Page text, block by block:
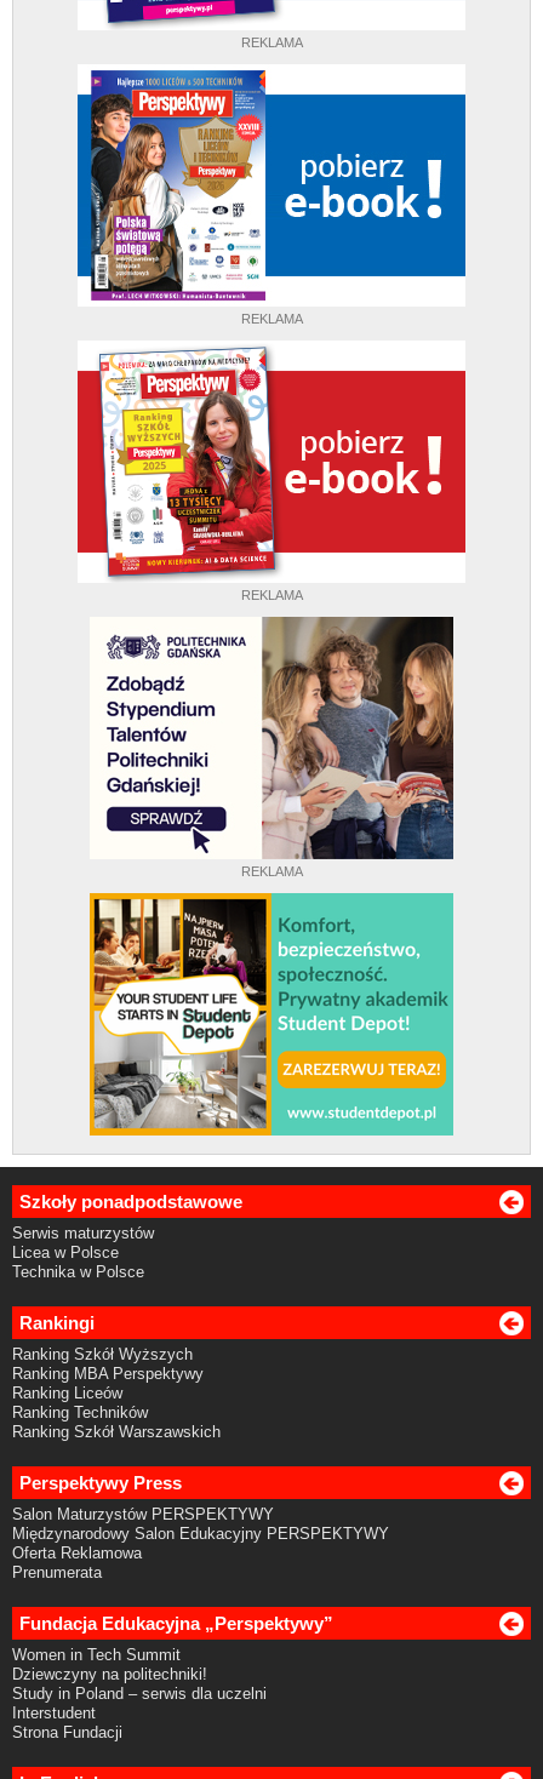
REKLAMA
REKLAMA
REKLAMA
REKLAMA
Szkoły ponadpodstawowe
Serwis maturzystów
Licea w Polsce
Technika w Polsce
Rankingi
Ranking Szkół Wyższych
Ranking MBA Perspektywy
Ranking Liceów
Ranking Techników
Ranking Szkół Warszawskich
Perspektywy Press
Salon Maturzystów PERSPEKTYWY
Międzynarodowy Salon Edukacyjny PERSPEKTYWY
Oferta Reklamowa
Prenumerata
Fundacja Edukacyjna „Perspektywy”
Women in Tech Summit
Dziewczyny na politechniki!
Study in Poland – serwis dla uczelni
Interstudent
Strona Fundacji